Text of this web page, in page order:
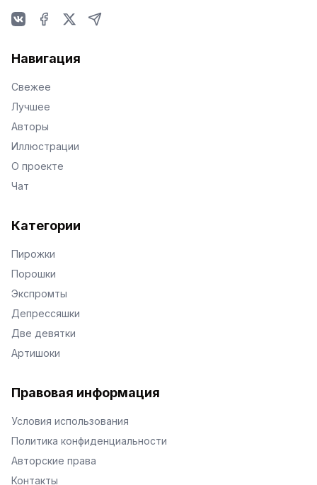
Навигация
Свежее
Лучшее
Авторы
Иллюстрации
О проекте
Чат
Категории
Пирожки
Порошки
Экспромты
Депрессяшки
Две девятки
Артишоки
Правовая информация
Условия использования
Политика конфиденциальности
Авторские права
Контакты